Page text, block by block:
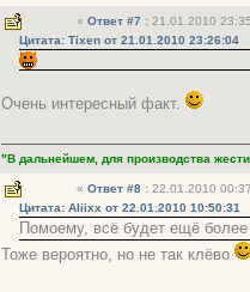
« Ответ #7 : 21.01.2010
Цитата: Tixen от 21.01.2010 23:26:04
Очень интересный факт.
"В дальнейшем, для производства
« Ответ #8 : 22.01.2010
Цитата: Aliixx от 22.01.2010 10:50:31
Помоему, всё будет ещё
Тоже вероятно, но не так клёво